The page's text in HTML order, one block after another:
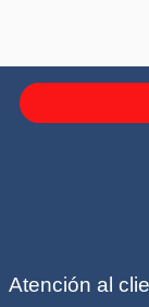
Atención al